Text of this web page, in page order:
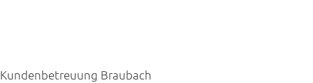
Kundenbetreuung Braubach